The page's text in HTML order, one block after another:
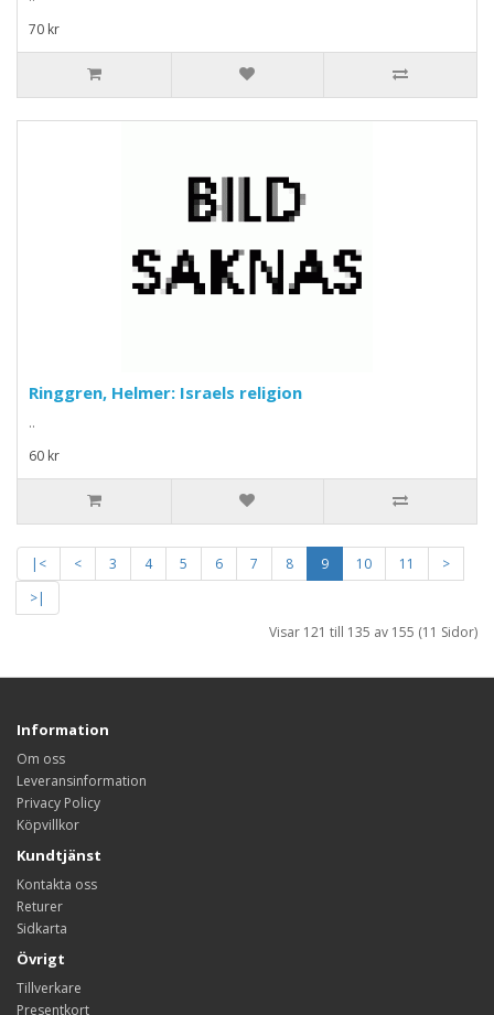
70 kr
Ringgren, Helmer: Israels religion
..
60 kr
|< < 3 4 5 6 7 8 9 10 11
>
>|
Visar 121 till 135 av 155 (11 Sidor)
Information
Om oss
Leveransinformation
Privacy Policy
Köpvillkor
Kundtjänst
Kontakta oss
Returer
Sidkarta
Övrigt
Tillverkare
Presentkort